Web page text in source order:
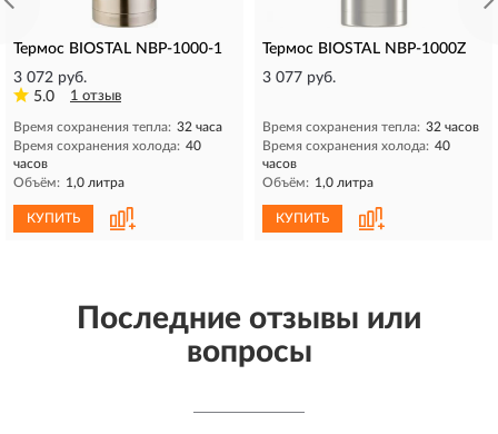
Термос BIOSTAL NBP-1000-1
3 072 руб.
5.0
1 отзыв
Время сохранения тепла: 32 часа
Время сохранения холода: 40
часов
Объём: 1,0 литра
КУПИТЬ
Термос BIOSTAL NBP-1000Z
3 077 руб.
Время сохранения тепла: 32 часов
Время сохранения холода: 40
часов
Объём: 1,0 литра
КУПИТЬ
Последние отзывы или
вопросы